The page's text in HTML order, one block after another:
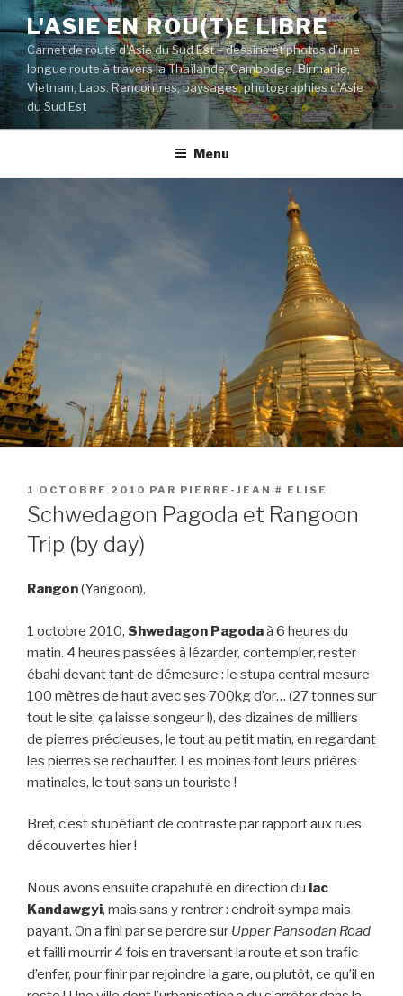
Aller
au
contenu
principal
L'ASIE EN ROU(T)E LIBRE
Carnet de route d'Asie du Sud Est – dessins et photos d'une
longue route à travers la Thaïlande, Cambodge, Birmanie,
Vietnam, Laos. Rencontres, paysages, photographies d'Asie
du Sud Est
Menu
PUBLIÉ
LE
1 OCTOBRE 2010 PAR PIERRE-JEAN # ELISE
Schwedagon Pagoda et Rangoon
Trip (by day)
Rangon(Yangoon),
1 octobre 2010, Shwedagon Pagodaà 6 heures du
matin. 4 heures passées à lézarder, contempler, rester
ébahi devant tant de démesure : le stupa central mesure
100 mètres de haut avec ses 700kg d’or… (27 tonnes sur
tout le site, ça laisse songeur !), des dizaines de milliers
de pierres précieuses, le tout au petit matin, en regardant
les pierres se rechauffer. Les moines font leurs prières
matinales, le tout sans un touriste !
Bref, c’est stupéfiant de contraste par rapport aux rues
découvertes hier !
Nous avons ensuite crapahuté en direction du lac
Kandawgyi, mais sans y rentrer : endroit sympa mais
payant. On a fini par se perdre sur Upper Pansodan Road
et failli mourrir 4 fois en traversant la route et son trafic
d’enfer, pour finir par rejoindre la gare, ou plutôt, ce qu’il en